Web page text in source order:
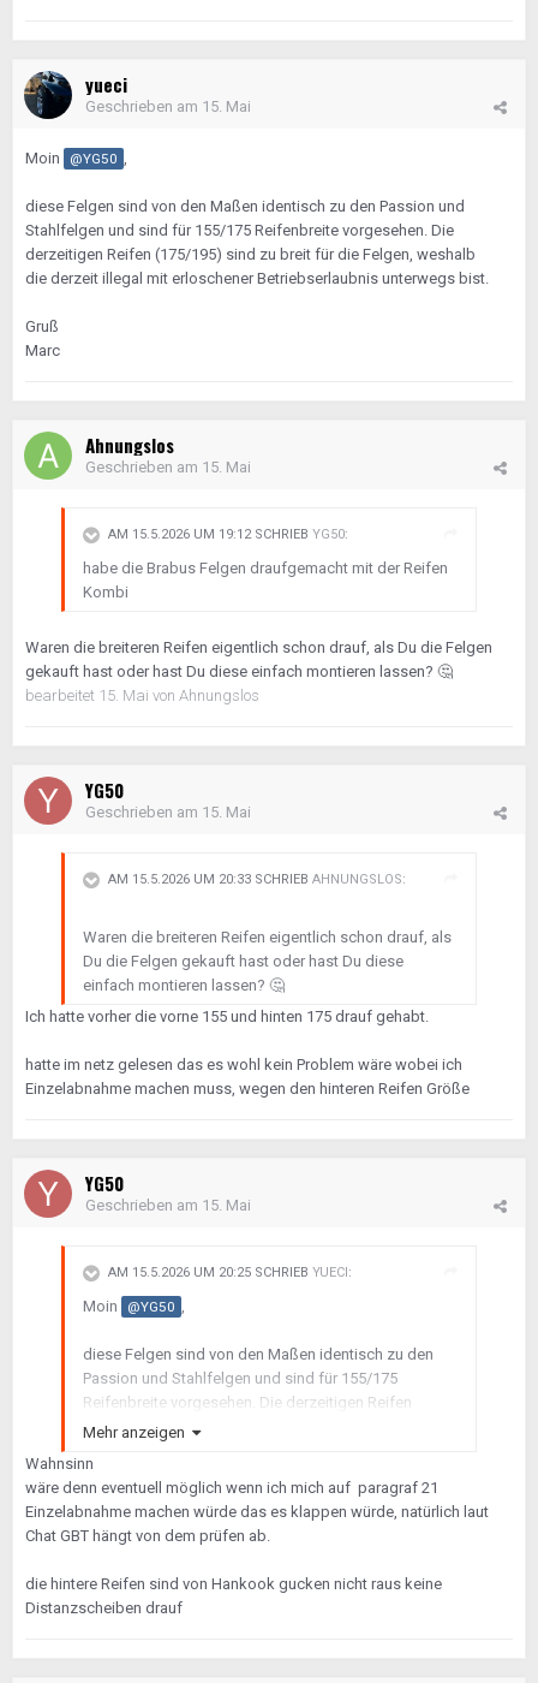
yueci
Geschrieben am 15. Mai
Moin @YG50 ,
diese Felgen sind von den Maßen identisch zu den Passion und
Stahlfelgen und sind für 155/175 Reifenbreite vorgesehen. Die
derzeitigen Reifen (175/195) sind zu breit für die Felgen, weshalb
die derzeit illegal mit erloschener Betriebserlaubnis unterwegs bist.
Gruß
Marc
Ahnungslos
Geschrieben am 15. Mai
AM 15.5.2026 UM 19:12 SCHRIEB YG50:
habe die Brabus Felgen draufgemacht mit der Reifen
Kombi
Waren die breiteren Reifen eigentlich schon drauf, als Du die Felgen
gekauft hast oder hast Du diese einfach montieren lassen? 🤔
bearbeitet 15. Mai von Ahnungslos
YG50
Geschrieben am 15. Mai
AM 15.5.2026 UM 20:33 SCHRIEB AHNUNGSLOS:
Waren die breiteren Reifen eigentlich schon drauf, als
Du die Felgen gekauft hast oder hast Du diese
einfach montieren lassen? 🤔
Ich hatte vorher die vorne 155 und hinten 175 drauf gehabt.
hatte im netz gelesen das es wohl kein Problem wäre wobei ich
Einzelabnahme machen muss, wegen den hinteren Reifen Größe
YG50
Geschrieben am 15. Mai
AM 15.5.2026 UM 20:25 SCHRIEB YUECI :
Moin @YG50 ,
diese Felgen sind von den Maßen identisch zu den
Passion und Stahlfelgen und sind für 155/175
Reifenbreite vorgesehen. Die derzeitigen Reifen
(175/195) sind zu breit für die Felgen, weshalb
unterwegs bist.
Gruß
Marc
Mehr anzeigen
Wahnsinn
wäre denn eventuell möglich wenn ich mich auf paragraf 21
Einzelabnahme machen würde das es klappen würde, natürlich laut
Chat GBT hängt von dem prüfen ab.
die hintere Reifen sind von Hankook gucken nicht raus keine
Distanzscheiben drauf